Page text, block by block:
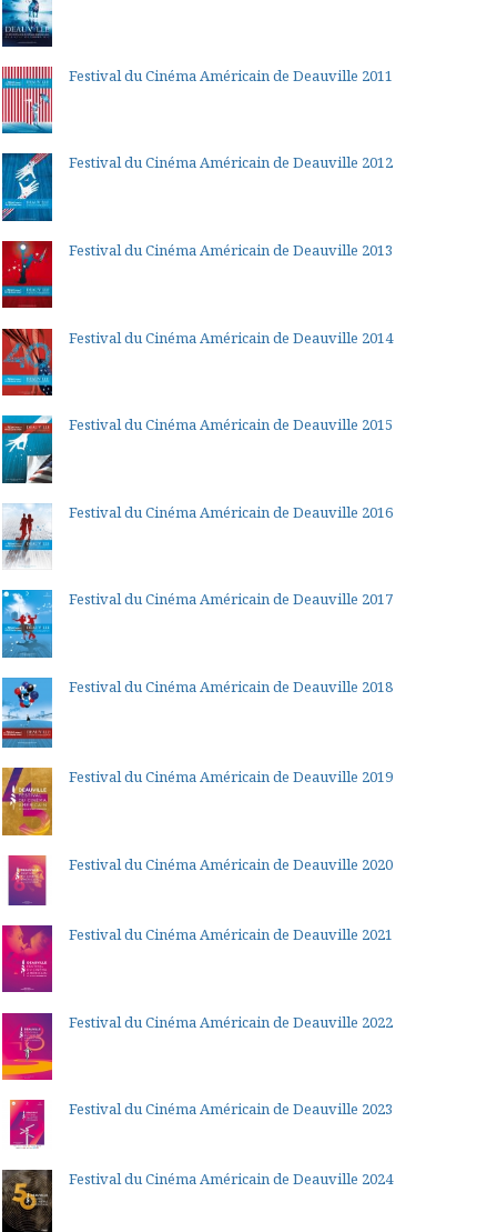
Festival du Cinéma Américain de Deauville 2011
Festival du Cinéma Américain de Deauville 2012
Festival du Cinéma Américain de Deauville 2013
Festival du Cinéma Américain de Deauville 2014
Festival du Cinéma Américain de Deauville 2015
Festival du Cinéma Américain de Deauville 2016
Festival du Cinéma Américain de Deauville 2017
Festival du Cinéma Américain de Deauville 2018
Festival du Cinéma Américain de Deauville 2019
Festival du Cinéma Américain de Deauville 2020
Festival du Cinéma Américain de Deauville 2021
Festival du Cinéma Américain de Deauville 2022
Festival du Cinéma Américain de Deauville 2023
Festival du Cinéma Américain de Deauville 2024